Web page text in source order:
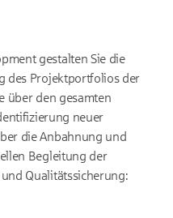
gestalten Sie die
des Projektportfolios der
über den gesamten
neuer
die Anbahnung und
Begleitung der
Qualitätssicherung: